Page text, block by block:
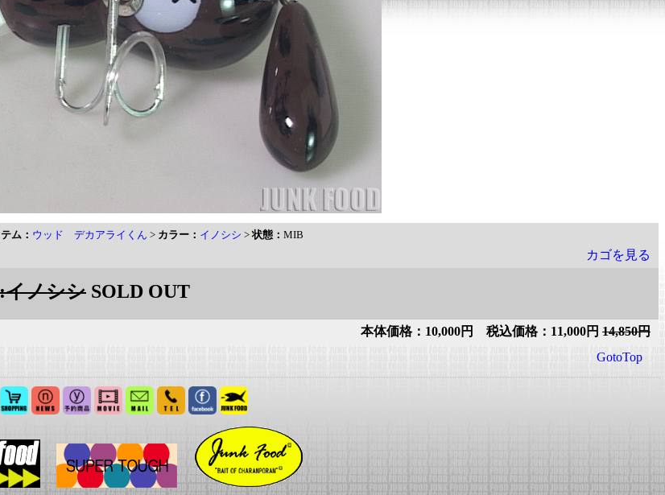
ム： ウッド デカアライくん > カラー： イノシシ >状態： MIB
カゴを見る
ノシシ SOLD OUT
本体価格：10,000円 税込価格：11,000円 14,850円
GotoTop